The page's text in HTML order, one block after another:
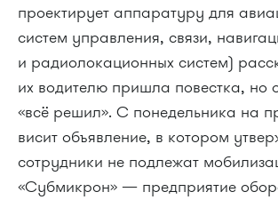
проектирует аппаратуру для
систем управления, связи,
и радиолокационных систем)
их водителю пришла повестка, но
«всё решил». С понедельника на
висит объявление, в котором
сотрудники не подлежат
«Субмикрон» — предприятие